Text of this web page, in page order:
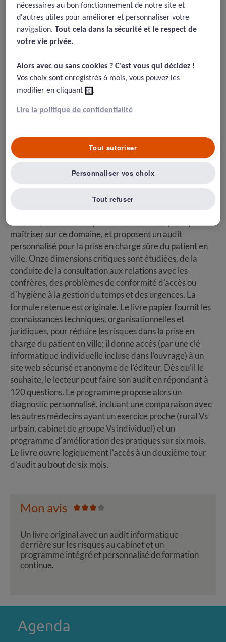
soins en médecine de ville.
02/09/2015
Résumé
La gestion des risques liés aux soins fait l'objet d'une
pression croissante des tutelles. L’exercice médical et
paramédical de ville ne peut plus l’ignorer. En 2009, les
deux auteurs de ce livre avaient publié« la sécurité du
patient en médecine générale» dans lequel ils
abordaient les concepts qui sous-tendent la gestion des
risques. Avec «Audit de sécurité des soins en médecine
de ville
maîtriser sur ce domaine, et proposent un audit
personnalisé pour la prise en charge sûre du patient en
ville. Onze dimensions critiques sont étudiées, de la
conduite de la consultation aux relations avec les
confrères, des problèmes de conformité d'accès ou
d'hygiène à la gestion du temps et des urgences. La
formule retenue est originale. Le livre papier fournit les
connaissances techniques, organisationnelles et
juridiques, pour réduire les risques dans la prise en
charge du patient en ville; il donne accès (par une clé
informatique individuelle incluse dans l’ouvrage) à un
site web sécurisé et anonyme de l’éditeur. Dès qu’il le
souhaite, le lecteur peut faire son audit en répondant à
120 questions. Le programme propose alors un
diagnostic personnalisé, incluant une comparaison avec
les autres médecins ayant un exercice proche (rural Vs
urbain, cabinet de groupe Vs individuel) et un
programme d'amélioration des pratiques sur six mois.
Le livre ouvre logiquement l'accès à un deuxième tour
d’audit au bout de six mois.
Mon avis
Un livre original avec un audit informatique
derrière sur les risques au cabinet et un
programme intégré et personnalisé de formation
continue.
Agenda
nécessaires au bon fonctionnement de notre site et
d'autres utiles pour améliorer et personnaliser votre
navigation.Tout cela dans la sécurité et le respect de
votre vie privée.​
Alors avec ou sans cookies ? C'est vous qui décidez !​
Vos choix sont enregistrés 6 mois, vous pouvez les
modifier en cliquant ici.
Lire la politique de confidentialité
Tout refuser
Tout autoriser
Personnaliser vos choix